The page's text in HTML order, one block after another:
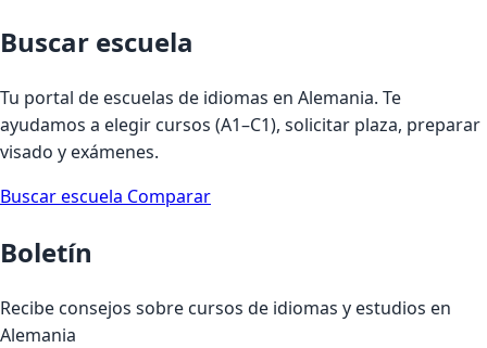
Buscar escuela
Tu portal de escuelas de idiomas en Alemania. Te
ayudamos a elegir cursos (A1–C1), solicitar plaza, preparar
visado y exámenes.
Buscar escuela Comparar
Boletín
Recibe consejos sobre cursos de idiomas y estudios en
Alemania